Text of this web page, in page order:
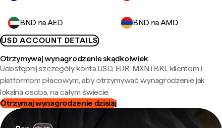
BND na AED
BND na AMD
USD ACCOUNT DETAILS
Otrzymywaj wynagrodzenie skądkolwiek
Udostępnij szczegóły konta USD, EUR, MXN i BRL klientom i
platformom płacowym, aby otrzymywać wynagrodzenie jak
lokalna osoba, na całym świecie.
Otrzymaj wynagrodzenie dzisiaj